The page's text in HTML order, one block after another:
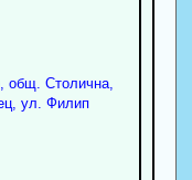
, общ. Столична,
, ул. Филип